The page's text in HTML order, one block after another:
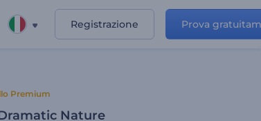
Registrazione Prova
Premium
Nature